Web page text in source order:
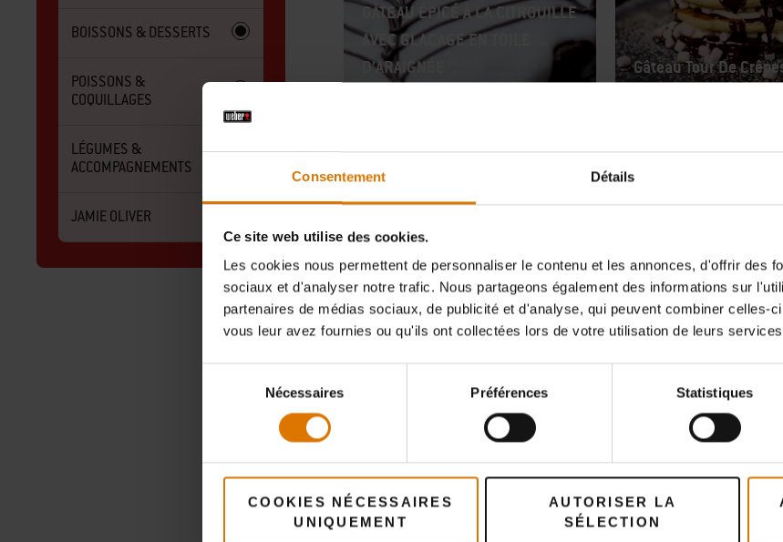
Consentement Détails
Ce site web utilise des cookies.
Les cookies nous permettent de personnaliser le contenu et les annonces, d'offrir des
sociaux et d'analyser notre trafic. Nous partageons également des informations sur
partenaires de médias sociaux, de publicité et d'analyse, qui peuvent combiner celles-
vous leur avez fournies ou qu'ils ont collectées lors de votre utilisation de leurs
consentement
Nécessaires Préférences Statistiques
COOKIES NÉCESSAIRES
UNIQUEMENT
AUTORISER LA
SÉLECTION
BOISSONS & DESSERTS
POISSONS &
COQUILLAGES
LÉGUMES &
ACCOMPAGNEMENTS
JAMIE OLIVER
GÂTEAU ÉPICÉ À LA CITROUILLE
AVEC GLACAGE EN TOILE
D’ARAIGNÉE
Gâteau Tour De
Tarte tatin d'ananas grillé
Pêches grillées avec
aux cerises fraîches
VOIR TOUTES LES